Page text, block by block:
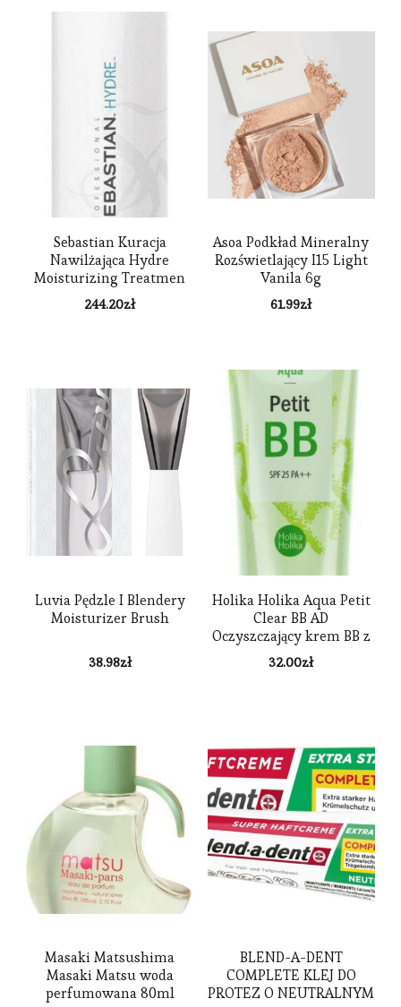
Sebastian Kuracja
Nawilżająca Hydre
Moisturizing Treatmen
(500 Ml)
244.20zł
Asoa Podkład Mineralny
Rozświetlający I15 Light
Vanila 6g
61.99zł
Luvia Pędzle I Blendery
Moisturizer Brush
38.98zł
Holika Holika Aqua Petit
Clear BB AD
Oczyszczający krem BB z
filtrem SPF25 30ml
32.00zł
Masaki Matsushima
Masaki Matsu woda
perfumowana 80ml
BLEND-A-DENT
COMPLETE KLEJ DO
PROTEZ O NEUTRALNYM